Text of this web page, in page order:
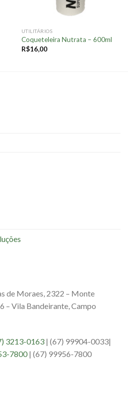
UTILITÁRIOS
Coqueteleira Nutrata – 600ml
R$16,00
de Moraes, 2322 – Monte
– Vila Bandeirante, Campo
3213-0163 | (67) 99904-0033|
7800 | (67) 99956-7800